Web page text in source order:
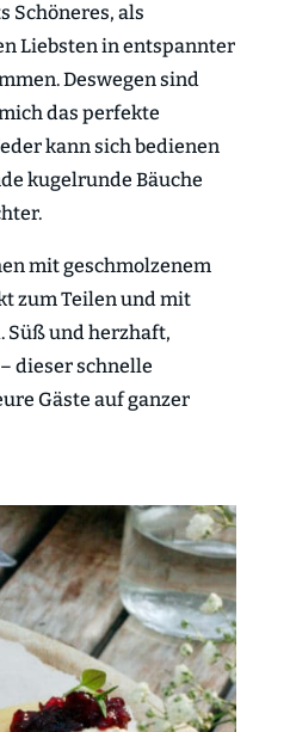
Schöneres, als
Liebsten in entspannter
Deswegen sind
das perfekte
kann sich bedienen
kugelrunde Bäuche
mit geschmolzenem
zum Teilen und mit
Süß und herzhaft,
dieser schnelle
Gäste auf ganzer